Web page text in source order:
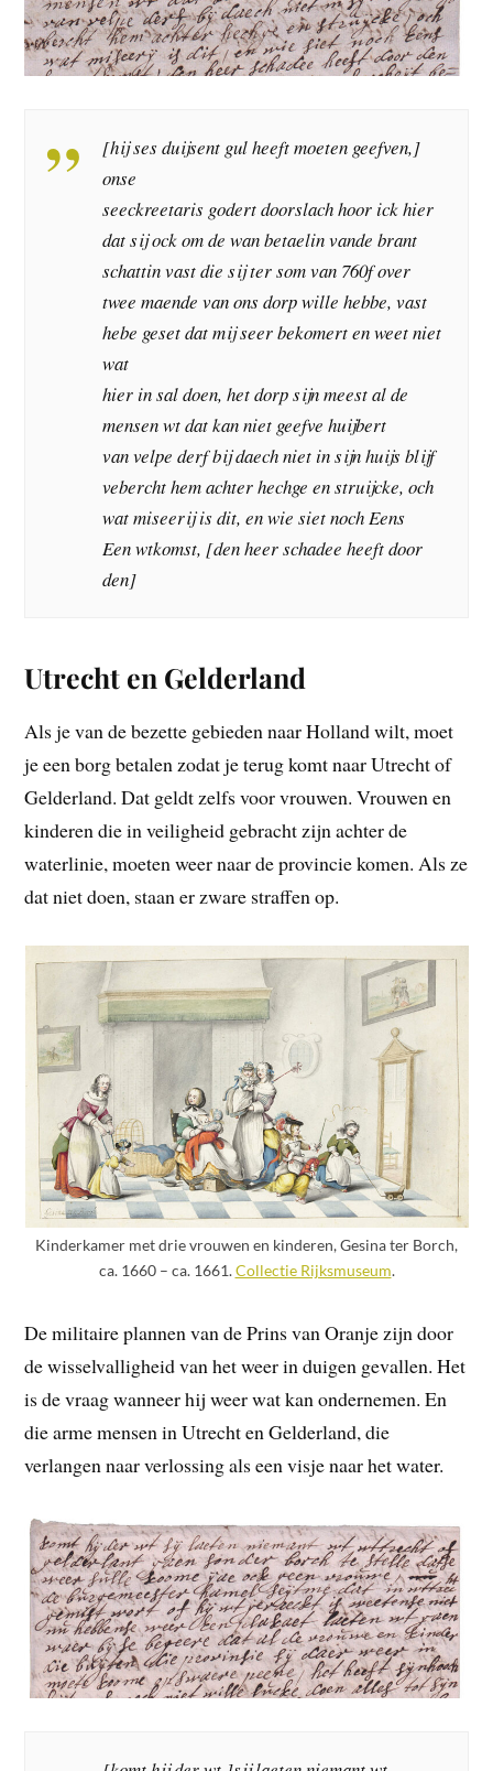
[hij ses duijsent gul heeft moeten geefven,]
onse
seeckreetaris godert doorslach hoor ick hier
dat sij ock om de wan betaelin vande brant
schattin vast die sij ter som van 760f over
twee maende van ons dorp wille hebbe, vast
hebe geset dat mij seer bekomert en weet niet
wat
hier in sal doen, het dorp sijn meest al de
mensen wt dat kan niet geefve huijbert
van velpe derf bij daech niet in sijn huijs blijf
vebercht hem achter hechge en struijcke, och
wat miseerij is dit, en wie siet noch Eens
Een wtkomst, [den heer schadee heeft door
den]
Utrecht en Gelderland
Als je van de bezette gebieden naar Holland wilt, moet
je een borg betalen zodat je terug komt naar Utrecht of
Gelderland. Dat geldt zelfs voor vrouwen. Vrouwen en
kinderen die in veiligheid gebracht zijn achter de
waterlinie, moeten weer naar de provincie komen. Als ze
dat niet doen, staan er zware straffen op.
Kinderkamer met drie vrouwen en kinderen, Gesina ter Borch,
ca. 1660 – ca. 1661.Collectie Rijksmuseum.
De militaire plannen van de Prins van Oranje zijn door
de wisselvalligheid van het weer in duigen gevallen. Het
is de vraag wanneer hij weer wat kan ondernemen. En
die arme mensen in Utrecht en Gelderland, die
verlangen naar verlossing als een visje naar het water.